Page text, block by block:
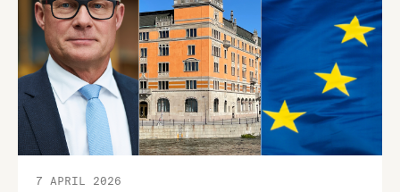
Veckan efter midsommar är det än …
7 APRIL 2026